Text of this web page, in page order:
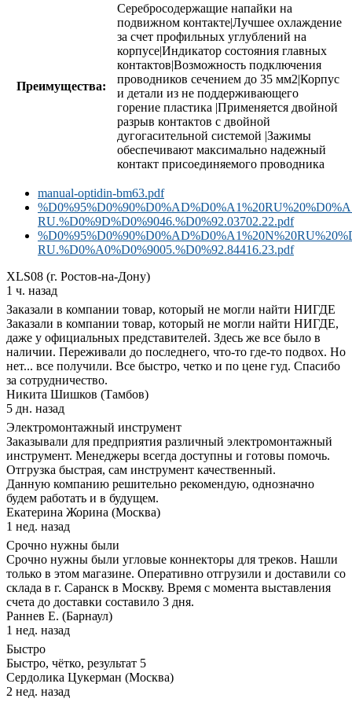
Преимущества:
Серебросодержащие напайки на
подвижном контакте|Лучшее охлаждение
за счет профильных углублений на
корпусе|Индикатор состояния главных
контактов|Возможность подключения
проводников сечением до 35 мм2|Корпус
и детали из не поддерживающего
горение пластика |Применяется двойной
разрыв контактов с двойной
дугогасительной системой |Зажимы
обеспечивают максимально надежный
контакт присоединяемого проводника
manual-optidin-bm63.pdf
RU.%D0%9D%D0%9046.%D0%92.03702.22.pdf
RU.%D0%A0%D0%9005.%D0%92.84416.23.pdf
XLS08 (г. Ростов-на-Дону)
1 ч. назад
Заказали в компании товар, который не могли найти НИГДЕ
Заказали в компании товар, который не могли найти НИГДЕ,
даже у официальных представителей. Здесь же все было в
наличии. Переживали до последнего, что-то где-то подвох. Но
нет... все получили. Все быстро, четко и по цене гуд. Спасибо
за сотрудничество.
Никита Шишков (Тамбов)
5 дн. назад
Электромонтажный инструмент
Заказывали для предприятия различный электромонтажный
инструмент. Менеджеры всегда доступны и готовы помочь.
Отгрузка быстрая, сам инструмент качественный.
Данную компанию решительно рекомендую, однозначно
будем работать и в будущем.
Екатерина Жорина (Москва)
1 нед. назад
Срочно нужны были
Срочно нужны были угловые коннекторы для треков. Нашли
только в этом магазине. Оперативно отгрузили и доставили со
склада в г. Саранск в Москву. Время с момента выставления
счета до доставки составило 3 дня.
Раннев Е. (Барнаул)
1 нед. назад
Быстро
Быстро, чётко, результат 5
Сердолика Цукерман (Москва)
2 нед. назад